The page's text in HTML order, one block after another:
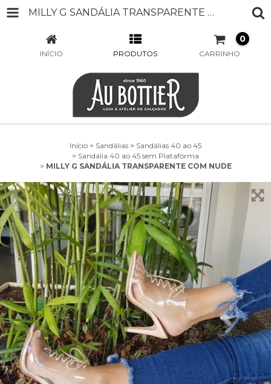
MILLY G SANDÁLIA TRANSPARENTE COM NUDE
INÍCIO PRODUTOS CARRINHO
0
Início > Sandálias > Sandálias 40 ao 45
> Sandália 40 ao 45 sem Plataforma
> MILLY G SANDÁLIA TRANSPARENTE COM NUDE